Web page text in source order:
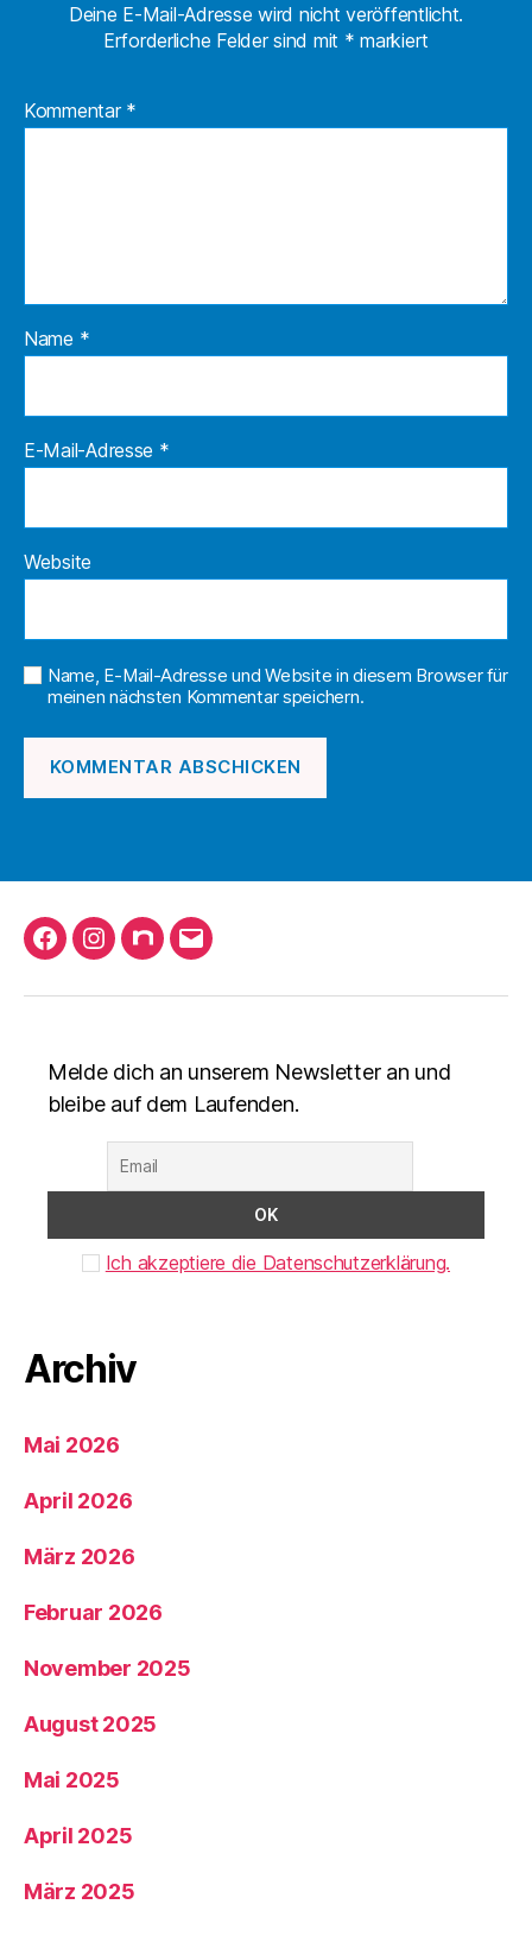
Deine E-Mail-Adresse wird nicht veröffentlicht.
Erforderliche Felder sind mit * markiert
Kommentar *
Name *
E-Mail-Adresse *
Website
Name, E-Mail-Adresse und Website in diesem Browser für
meinen nächsten Kommentar speichern.
FacebookInstagram
nuLigaMail
Melde dich an unserem Newsletter an und
bleibe auf dem Laufenden.
Ich akzeptiere die Datenschutzerklärung.
Archiv
Mai 2026
April 2026
März 2026
Februar 2026
November 2025
August 2025
Mai 2025
April 2025
März 2025